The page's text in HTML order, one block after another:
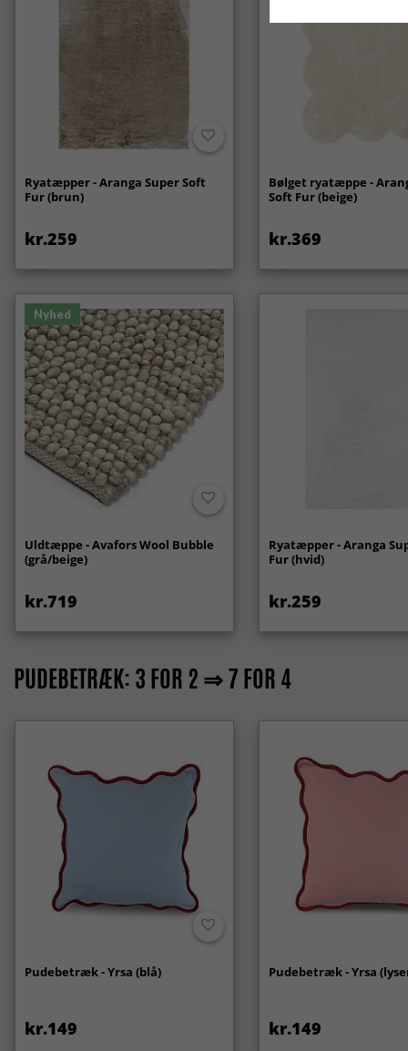
Ryatæpper - Aranga Super Soft
Fur (brun)
kr.259
Bølget ryatæppe -
Soft Fur (beige)
kr.369
Nyhed
Uldtæppe - Avafors Wool Bubble
(grå/beige)
kr.719
Ryatæpper - Aranga
Fur (hvid)
kr.259
PUDEBETRÆK: 3 FOR 2 ⇒ 7 FOR 4
Pudebetræk - Yrsa (blå)
kr.149
Pudebetræk - Yrsa
kr.149